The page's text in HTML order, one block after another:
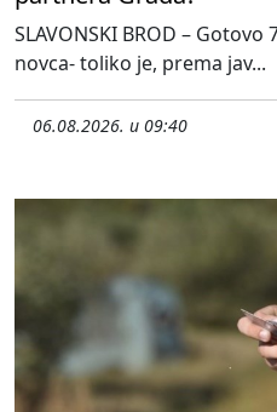
SLAVONSKI BROD –
novca- toliko je, prema jav...
06.08.2026. u 09:40